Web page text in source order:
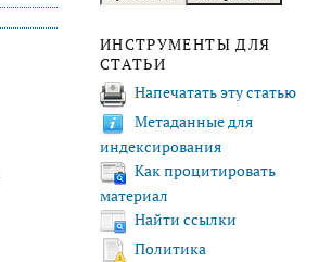
ИНСТРУМЕНТЫ ДЛЯ
СТАТЬИ
Напечатать эту статью
Метаданные для
индексирования
Как процитировать
материал
Найти ссылки
Политика